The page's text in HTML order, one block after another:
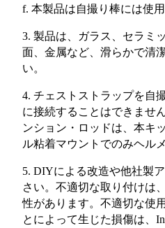
f. 本製品は自撮り棒には使用
3. 製品は、ガラス、セラミ
面、金属など、滑らかで清
い。
4. チェストストラップを自
に接続することはできませ
ンション・ロッドは、本キ
ル粘着マウントでのみヘル
5. DIYによる改造や他社製
さい。不適切な取り付けは
性があります。不適切な使
とによって生じた損傷は、